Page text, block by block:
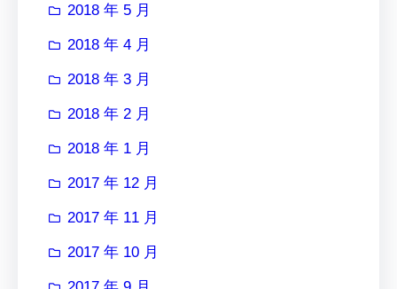
2018 年 5 月
2018 年 4 月
2018 年 3 月
2018 年 2 月
2018 年 1 月
2017 年 12 月
2017 年 11 月
2017 年 10 月